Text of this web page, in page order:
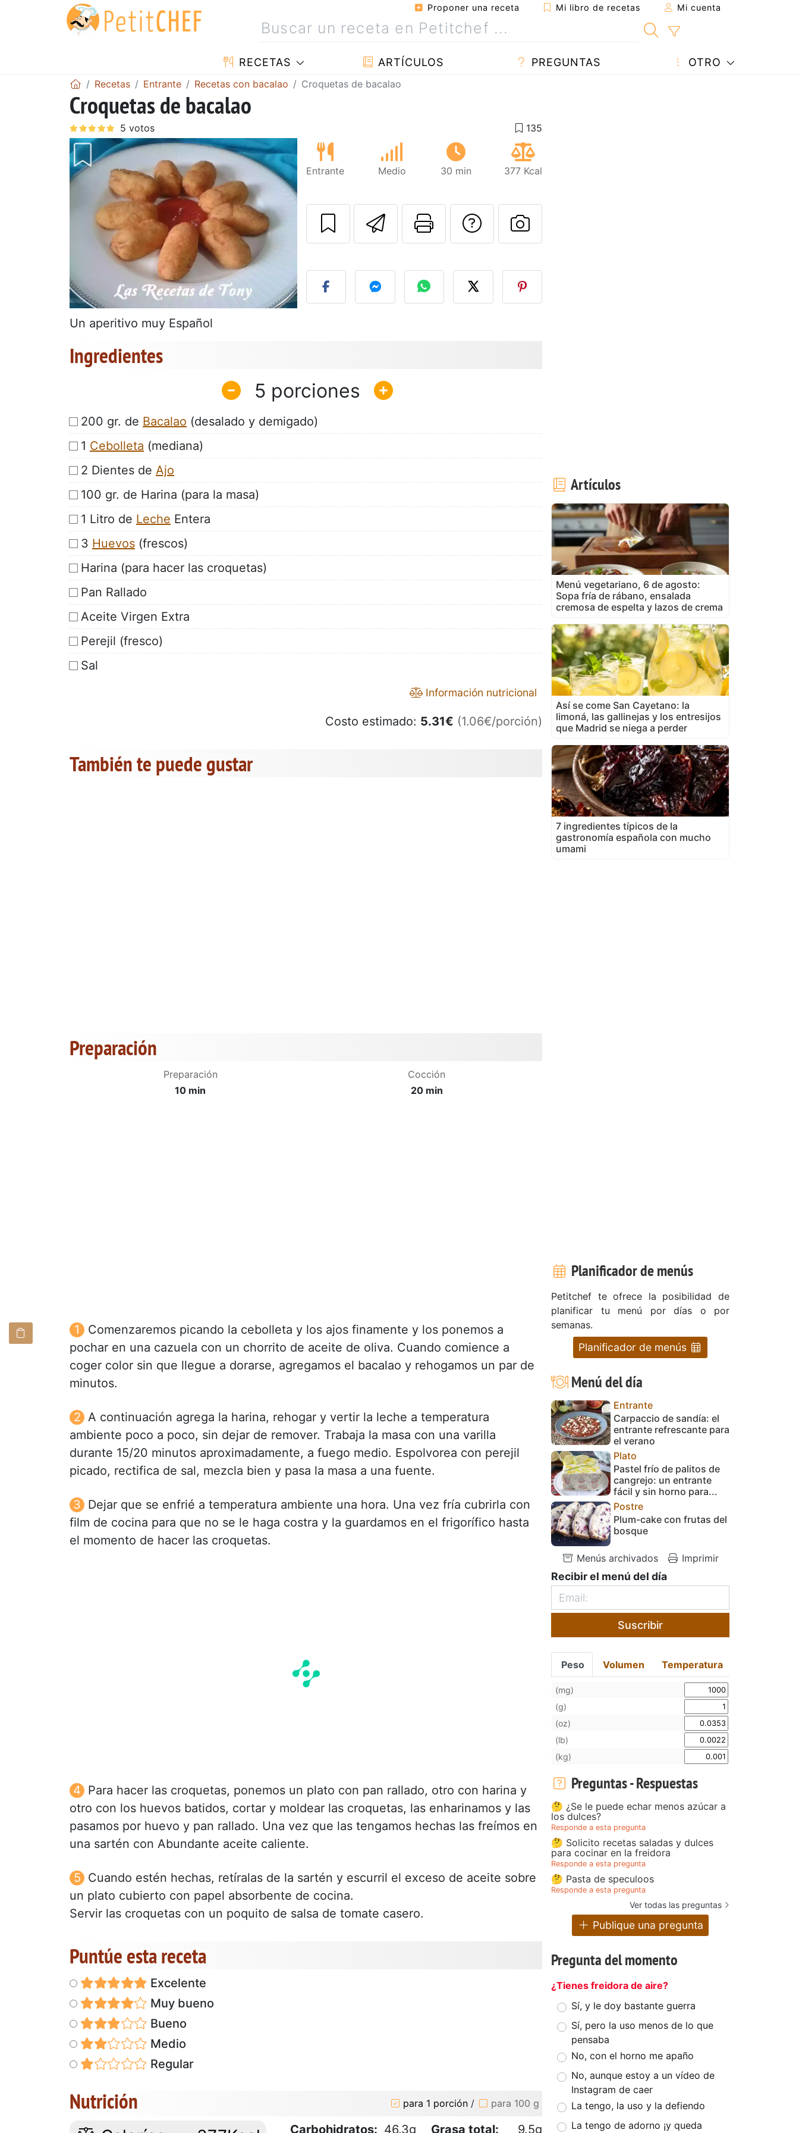
Proponer una receta Mi libro de recetas Mi cuenta
RECETAS ARTÍCULOS PREGUNTAS OTRO
Recetas Entrante Recetas con bacalao Croquetas de bacalao
Croquetas de bacalao
Entrante Medio 30 min 377 Kcal
Enviar esta receta a un amigo
Imprimir esta página
Preguntar al autor
Publicar la foto de esta receta
Un aperitivo muy Español
Ingredientes
5
200 gr. de Bacalao (desalado y demigado)
1 Cebolleta (mediana)
2 Dientes de Ajo
100 gr. de Harina (para la masa)
1 Litro de Leche Entera
3 Huevos (frescos)
Harina (para hacer las croquetas)
Pan Rallado
Aceite Virgen Extra
Perejil (fresco)
Sal
Información nutricional
Costo estimado: 5.31€ (1.06€/porción)
También te puede gustar
Preparación
Preparación
10 min
Cocción
20 min
Comenzaremos picando la cebolleta y los ajos finamente y los ponemos a
pochar en una cazuela con un chorrito de aceite de oliva. Cuando comience a
coger color sin que llegue a dorarse, agregamos el bacalao y rehogamos un par de
minutos.
A continuación agrega la harina, rehogar y vertir la leche a temperatura
ambiente poco a poco, sin dejar de remover. Trabaja la masa con una varilla
durante 15/20 minutos aproximadamente, a fuego medio. Espolvorea con perejil
picado, rectifica de sal, mezcla bien y pasa la masa a una fuente.
Dejar que se enfrié a temperatura ambiente una hora. Una vez fría cubrirla con
film de cocina para que no se le haga costra y la guardamos en el frigorífico hasta
el momento de hacer las croquetas.
Para hacer las croquetas, ponemos un plato con pan rallado, otro con harina y
otro con los huevos batidos, cortar y moldear las croquetas, las enharinamos y las
pasamos por huevo y pan rallado. Una vez que las tengamos hechas las freímos en
una sartén con Abundante aceite caliente.
Cuando estén hechas, retíralas de la sartén y escurril el exceso de aceite sobre
un plato cubierto con papel absorbente de cocina.
Servir las croquetas con un poquito de salsa de tomate casero.
Puntúe esta receta
Excelente
Muy bueno
Bueno
Medio
Regular
Nutrición para 1 porción / para 100 g
Carbohidratos: 46.3g Grasa total: 9.5g
Artículos
Menú vegetariano, 6 de agosto:
Sopa fría de rábano, ensalada
cremosa de espelta y lazos de crema
Así se come San Cayetano: la
limoná, las gallinejas y los entresijos
que Madrid se niega a perder
7 ingredientes típicos de la
gastronomía española con mucho
umami
Planificador de menús
Petitchef te ofrece la posibilidad de
planificar tu menú por días o por
semanas.
Planificador de menús
Menú del día
Entrante
Carpaccio de sandía: el
entrante refrescante para
el verano
Plato
Pastel frío de palitos de
cangrejo: un entrante
fácil y sin horno para...
Postre
Plum-cake con frutas del
bosque
Menús archivados Imprimir
Recibir el menú del día
Suscribir
Peso Volumen Temperatura
(mg)
(g)
(oz)
(lb)
(kg)
Preguntas - Respuestas
🤔 ¿Se le puede echar menos azúcar a
los dulces?
Responde a esta pregunta
🤔 Solicito recetas saladas y dulces
para cocinar en la freidora
Responde a esta pregunta
🤔 Pasta de speculoos
Responde a esta pregunta
Ver todas las preguntas
Publique una pregunta
Pregunta del momento
¿Tienes freidora de aire?
Sí, y le doy bastante guerra
Sí, pero la uso menos de lo que
pensaba
No, con el horno me apaño
No, aunque estoy a un vídeo de
Instagram de caer
La tengo, la uso y la defiendo
La tengo de adorno ¡y queda